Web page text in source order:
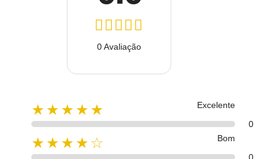
0 Avaliação
★★★★★
Excelente
0
★★★★☆
Bom